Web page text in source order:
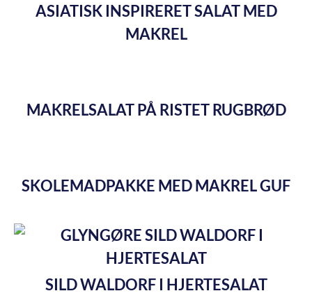
ASIATISK INSPIRERET SALAT MED
MAKREL
MAKRELSALAT PÅ RISTET RUGBRØD
SKOLEMADPAKKE MED MAKREL GUF
SILD WALDORF I HJERTESALAT